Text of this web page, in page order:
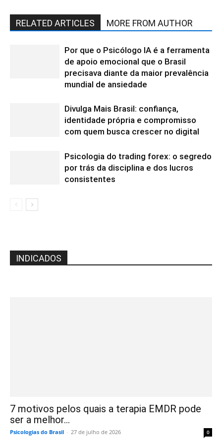
RELATED ARTICLES MORE FROM AUTHOR
Por que o Psicólogo IA é a ferramenta
de apoio emocional que o Brasil
precisava diante da maior prevalência
mundial de ansiedade
Divulga Mais Brasil: confiança,
identidade própria e compromisso
com quem busca crescer no digital
Psicologia do trading forex: o segredo
por trás da disciplina e dos lucros
consistentes
INDICADOS
7 motivos pelos quais a terapia EMDR pode
ser a melhor...
Psicologias do Brasil - 27 de julho de 2026 0